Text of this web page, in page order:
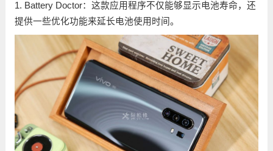
1. Battery Doctor：这款应用程序不仅能够显示电池寿命，还
提供一些优化功能来延长电池使用时间。